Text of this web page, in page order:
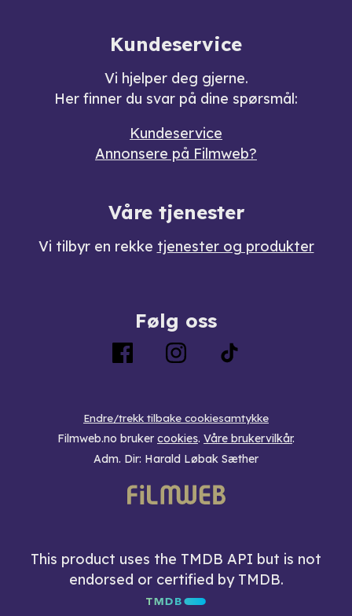
Kundeservice
Vi hjelper deg gjerne.
Her finner du svar på dine spørsmål:
Kundeservice
Annonsere på Filmweb?
Våre tjenester
Vi tilbyr en rekke tjenester og produkter
Følg oss
Endre/trekk tilbake cookiesamtykke
Filmweb.no bruker cookies. Våre brukervilkår.
Adm. Dir: Harald Løbak Sæther
This product uses the TMDB API but is not
endorsed or certified by TMDB.